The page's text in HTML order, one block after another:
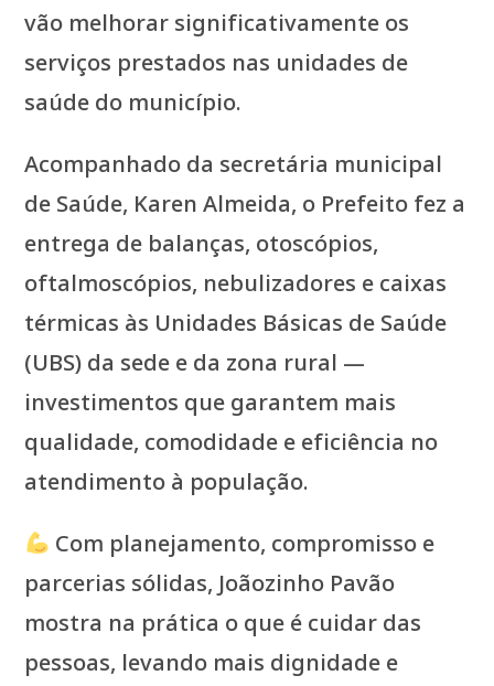
vão melhorar significativamente os
serviços prestados nas unidades de
saúde do município.
Acompanhado da secretária municipal
de Saúde, Karen Almeida, o Prefeito fez a
entrega de balanças, otoscópios,
oftalmoscópios, nebulizadores e caixas
térmicas às Unidades Básicas de Saúde
(UBS) da sede e da zona rural —
investimentos que garantem mais
qualidade, comodidade e eficiência no
atendimento à população.
Com planejamento, compromisso e
parcerias sólidas, Joãozinho Pavão
mostra na prática o que é cuidar das
pessoas, levando mais dignidade e